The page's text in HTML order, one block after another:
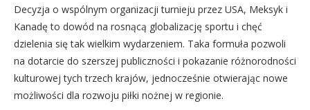
Decyzja o wspólnym organizacji turnieju przez USA, Meksyk i
Kanadę to dowód na rosnącą globalizację sportu i chęć
dzielenia się tak wielkim wydarzeniem. Taka formuła pozwoli
na dotarcie do szerszej publiczności i pokazanie różnorodności
kulturowej tych trzech krajów, jednocześnie otwierając nowe
możliwości dla rozwoju piłki nożnej w regionie.